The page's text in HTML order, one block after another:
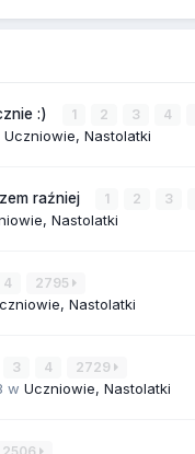
:) 1 2 3 4
Uczniowie, Nastolatki
raźniej 1 2 3
Nastolatki
4 2795
Nastolatki
3 4 2729
w Uczniowie, Nastolatki